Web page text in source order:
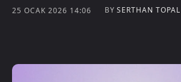
25 OCAK 2026 14:06 BY SERTHAN TOPAL